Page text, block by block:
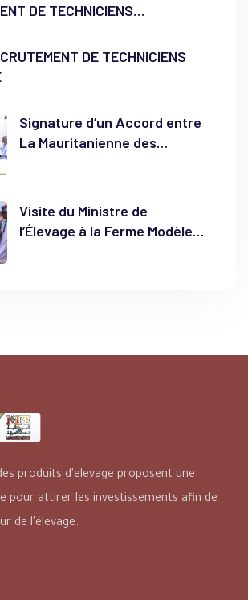
DE TECHNICIENS
DE TECHNICIENS
Signature d’un Accord entre
La Mauritanienne des
Produits Laitiers pour
Renforcer le Bassin Laitier
du Hodh El Chargui
Visite du Ministre de
l’Élevage à la Ferme Modèle
produits d'elevage proposent une
pour attirer les investissements afin de
de l'élevage.